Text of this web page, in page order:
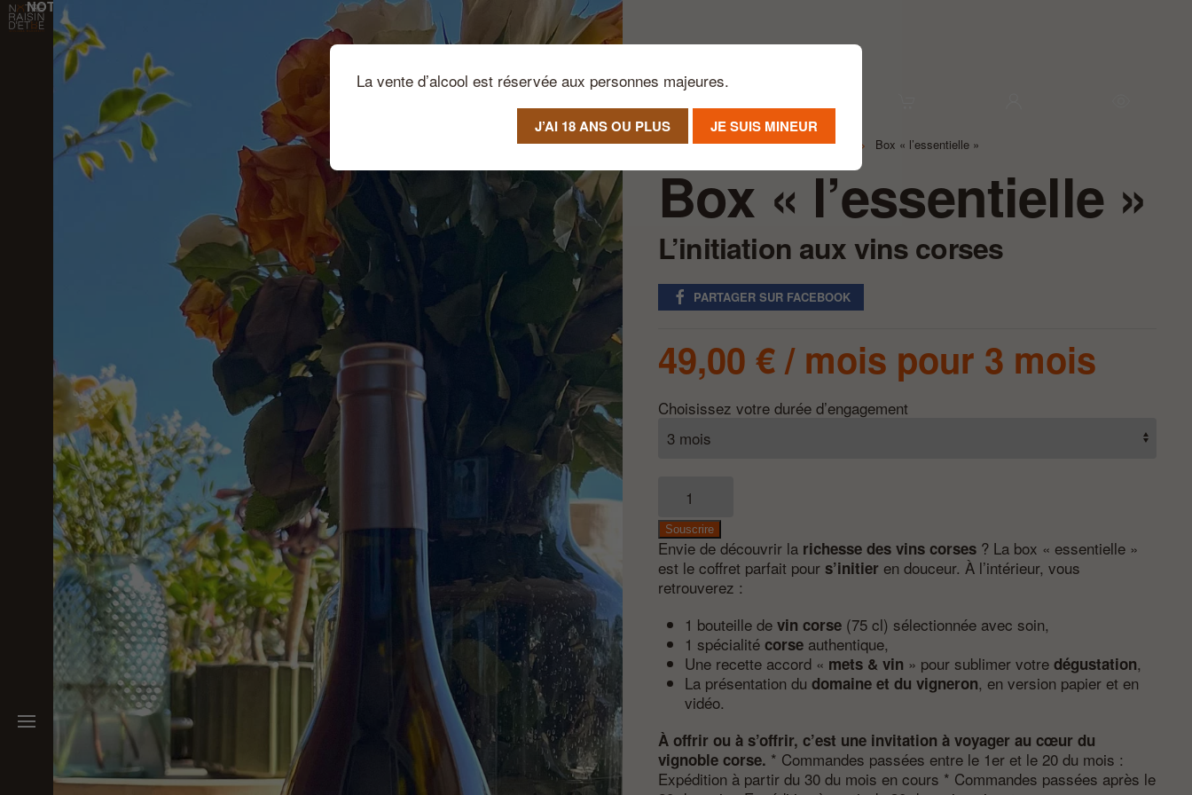
Passer au contenu principal
NOTRE RAISIN D'ÊTRE
Notre Raisin d’Être Abonnements Box « l’essentielle »
Box « l’essentielle »
L’initiation aux vins corses
PARTAGER SUR FACEBOOK
49,00 €/ mois pour 3 mois
Choisissez votre durée d’engagement
Box
« l’essentielle »
Souscrire
Envie de découvrir la richesse des vins corses ? La box « essentielle »
est le coffret parfait pour s’initier en douceur. À l’intérieur, vous
retrouverez :
1 bouteille de vin corse (75 cl) sélectionnée avec soin,
1 spécialité corse authentique,
Une recette accord « mets & vin » pour sublimer votre dégustation,
La présentation du domaine et du vigneron, en version papier et en
vidéo.
À offrir ou à s’offrir, c’est une invitation à voyager au cœur du
vignoble corse. * Commandes passées entre le 1er et le 20 du mois :
Expédition à partir du 30 du mois en cours * Commandes passées après le
La vente d’alcool est réservée aux personnes majeures.
J’AI 18 ANS OU PLUS JE SUIS MINEUR